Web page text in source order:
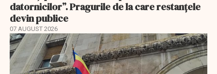
datornicilor”. Pragurile de la care restanțele
devin publice
07 AUGUST 2026